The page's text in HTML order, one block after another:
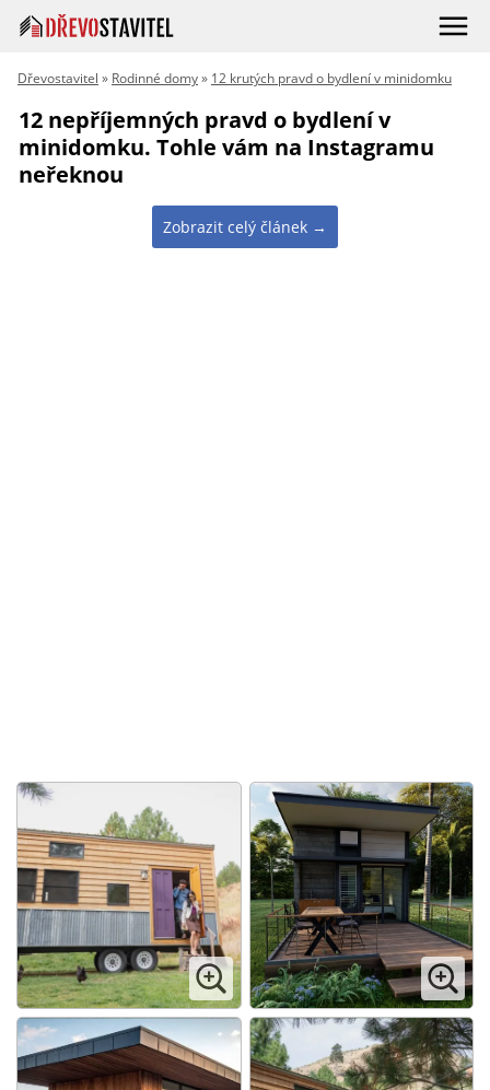
Dřevostavitel » Rodinné domy» 12 krutých pravd o bydlení v minidomku
12 nepříjemných pravd o bydlení v
minidomku. Tohle vám na Instagramu
neřeknou
Zobrazit celý článek →